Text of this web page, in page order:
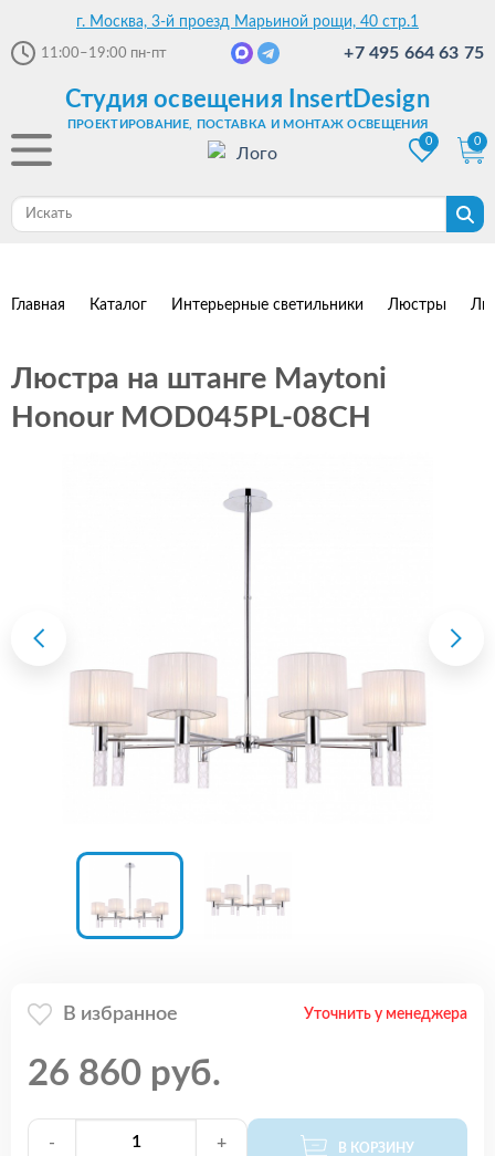
г. Москва, 3-й проезд Марьиной рощи, 40 стр.1
11:00–19:00 пн-пт +7 495 664 63 75
Студия освещения InsertDesign
ПРОЕКТИРОВАНИЕ, ПОСТАВКА И МОНТАЖ ОСВЕЩЕНИЯ
0
0
Главная Каталог Интерьерные светильники Люстры
Люстра на штанге Maytoni
Honour MOD045PL-08CH
В избранное Уточнить у менеджера
26 860 руб.
- + В КОРЗИНУ